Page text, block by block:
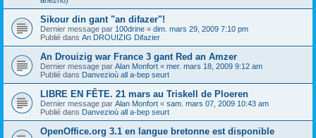
Sikour din gant "an difazer"!
Dernier message par 100drine « dim. mars 29, 2009 7:10 pm
Publié dans An DROUIZIG Difazier
An Drouizig war France 3 gant Red an Amzer
Dernier message par Alan Monfort « mer. mars 18, 2009 9:12 am
Publié dans Danvezioù all a-bep seurt
LIBRE EN FÊTE. 21 mars au Triskell de Ploeren
Dernier message par Alan Monfort « sam. mars 07, 2009 10:43 am
Publié dans Danvezioù all a-bep seurt
OpenOffice.org 3.1 en langue bretonne est disponible